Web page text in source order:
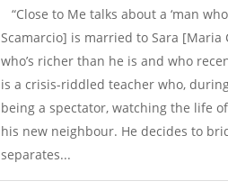
“Close to Me talks about a ‘man
Scamarcio] is married to Sara [Maria
who’s richer than he is and who
is a crisis-riddled teacher who,
being a spectator, watching the life
his new neighbour. He decides to
separates...